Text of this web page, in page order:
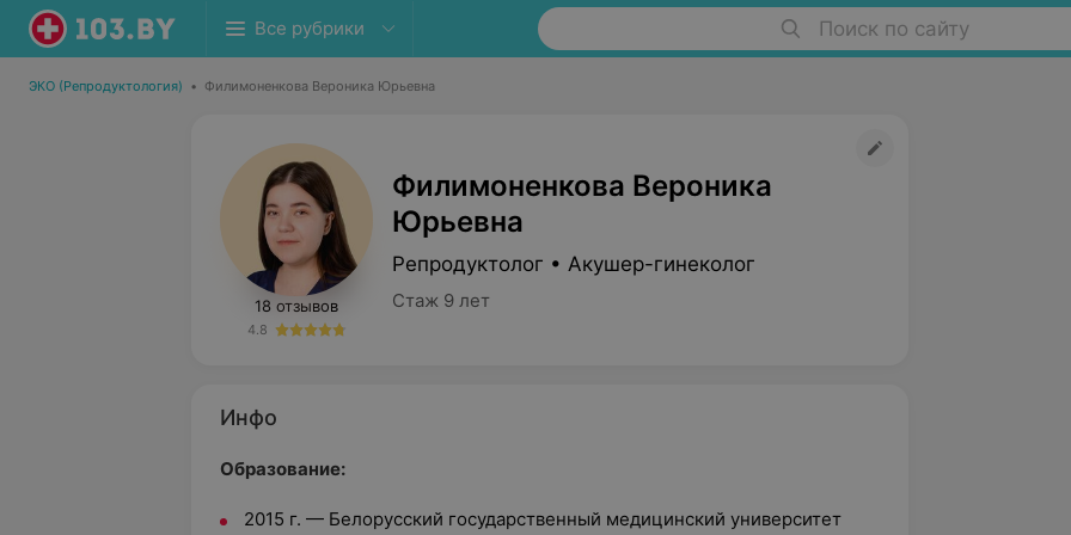
Все рубрики Поиск по сайту
ЭКО (Репродуктология) • Филимоненкова Вероника Юрьевна
18 отзывов
4.8
Филимоненкова Вероника
Юрьевна
Репродуктолог • Акушер-гинеколог
Стаж 9 лет
Инфо
Образование:
2015 г. — Белорусский государственный медицинский университет